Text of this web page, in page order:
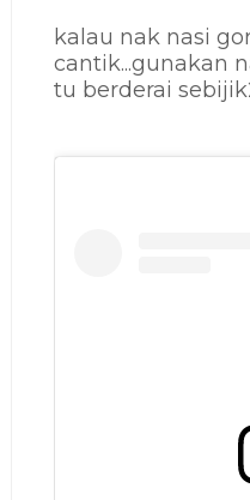
kalau nak nasi
cantik...gunakan
tu berderai